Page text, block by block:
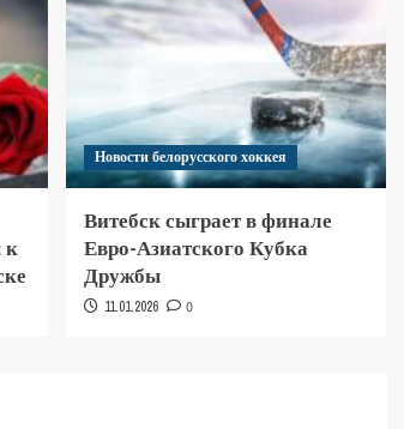
к
Новости белорусского хоккея
Витебск сыграет в финале
Евро-Азиатского Кубка
Дружбы
11.01.2026 0